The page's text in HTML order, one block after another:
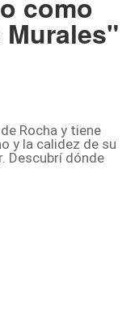
como
Rocha y tiene
y la calidez de su
Descubrí dónde